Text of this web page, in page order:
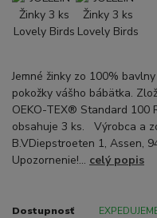
Jemné žinky zo 100%
pokožky vášho bábätka.
OEKO-TEX® Standard 100
obsahuje 3 ks. Výrobca a
B.VDiepstroeten 1, Assen,
Upozornenie!... celý popis
Dostupnosť